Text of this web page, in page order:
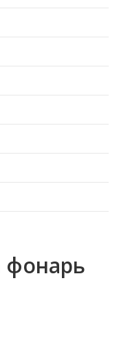
фонарь